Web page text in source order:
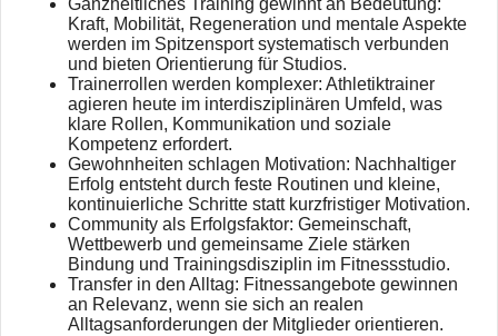
Ganzheitliches Training gewinnt an Bedeutung:
Kraft, Mobilität, Regeneration und mentale Aspekte
werden im Spitzensport systematisch verbunden
und bieten Orientierung für Studios.
Trainerrollen werden komplexer: Athletiktrainer
agieren heute im interdisziplinären Umfeld, was
klare Rollen, Kommunikation und soziale
Kompetenz erfordert.
Gewohnheiten schlagen Motivation: Nachhaltiger
Erfolg entsteht durch feste Routinen und kleine,
kontinuierliche Schritte statt kurzfristiger Motivation.
Community als Erfolgsfaktor: Gemeinschaft,
Wettbewerb und gemeinsame Ziele stärken
Bindung und Trainingsdisziplin im Fitnessstudio.
Transfer in den Alltag: Fitnessangebote gewinnen
an Relevanz, wenn sie sich an realen
Alltagsanforderungen der Mitglieder orientieren.